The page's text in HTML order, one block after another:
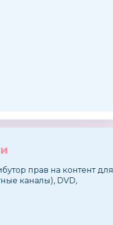
прав на контент для
каналы), DVD,